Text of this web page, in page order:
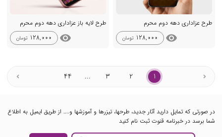
طرح عزاداری دهه دوم محرم
visibility
128,000 تومان
طرح لایه باز عزاداری دهه دوم محرم
visibility
128,000 تومان
1
2
3
...
44
در صورتی که تمایل دارید آثار جدید، طرحها، تیزرها و آموزشها و.... از طریق ایمیل به اطلاع
شما برسد در خبرنامه قنوت ثبت نام کنید